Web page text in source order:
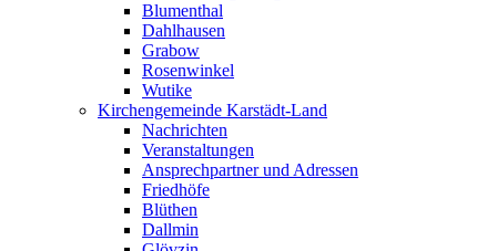
Blumenthal
Dahlhausen
Grabow
Rosenwinkel
Wutike
Kirchengemeinde Karstädt-Land
Nachrichten
Veranstaltungen
Ansprechpartner und Adressen
Friedhöfe
Blüthen
Dallmin